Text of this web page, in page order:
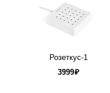
Розеткус-1
3999₽